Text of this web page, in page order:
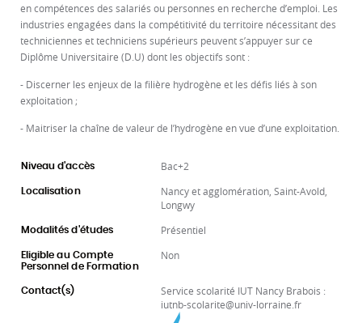
en compétences des salariés ou personnes en recherche d’emploi. Les
industries engagées dans la compétitivité du territoire nécessitant des
techniciennes et techniciens supérieurs peuvent s’appuyer sur ce
Diplôme Universitaire (D.U) dont les objectifs sont :
- Discerner les enjeux de la filière hydrogène et les défis liés à son
exploitation ;
- Maitriser la chaîne de valeur de l’hydrogène en vue d’une exploitation.
Niveau d'accès Bac+2
Localisation
Nancy et agglomération, Saint-Avold,
Longwy
Modalités d'études Présentiel
Eligible au Compte
Personnel de Formation
Non
Contact(s)
Service scolarité IUT Nancy Brabois :
iutnb-scolarite@univ-lorraine.fr